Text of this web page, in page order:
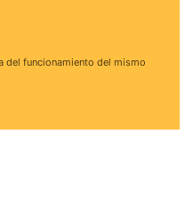
del funcionamiento del mismo